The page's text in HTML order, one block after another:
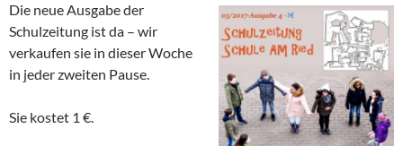
Die neue Ausgabe der
Schulzeitung ist da – wir
verkaufen sie in dieser Woche
in jeder zweiten Pause.
Sie kostet 1 €.